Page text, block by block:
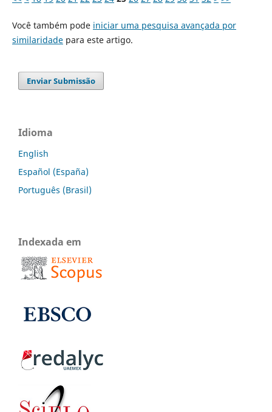
Você também pode iniciar uma pesquisa avançada por
similaridadepara este artigo.
Enviar Submissão
Idioma
English
Español (España)
Português (Brasil)
Indexada em